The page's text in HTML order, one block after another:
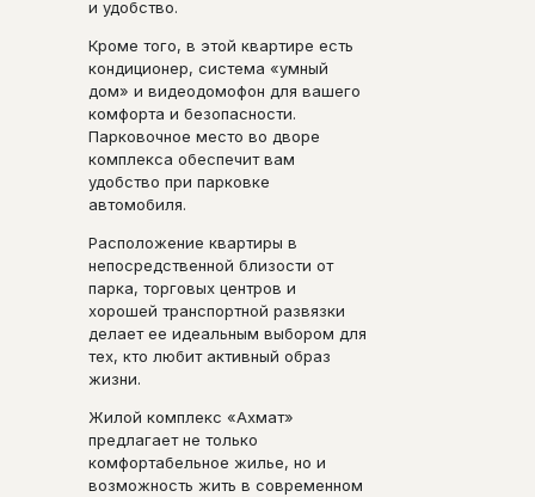
и удобство.
Кроме того, в этой квартире есть
кондиционер, система «умный
дом» и видеодомофон для вашего
комфорта и безопасности.
Парковочное место во дворе
комплекса обеспечит вам
удобство при парковке
автомобиля.
Расположение квартиры в
непосредственной близости от
парка, торговых центров и
хорошей транспортной развязки
делает ее идеальным выбором для
тех, кто любит активный образ
жизни.
Жилой комплекс «Ахмат»
предлагает не только
комфортабельное жилье, но и
возможность жить в современном